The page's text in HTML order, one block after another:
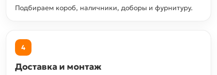
Подбираем короб, наличники, доборы и фурнитуру.
4
Доставка и монтаж